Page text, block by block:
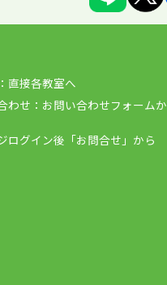
直接各教室へ
わせ：お問い合わせフォームか
ログイン後「お問合せ」から